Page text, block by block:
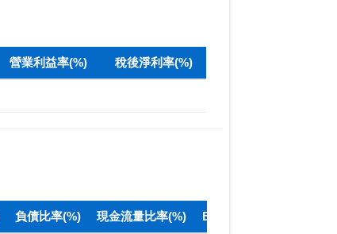
營業利益率(%) 稅後淨利率(%)
負債比率(%) 現金流量比率(%) BPS(元)